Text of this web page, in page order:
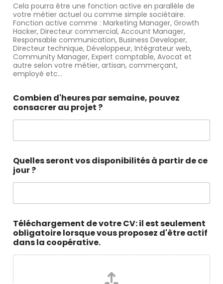
Cela pourra être une fonction active en parallèle de
votre métier actuel ou comme simple sociétaire.
Fonction active comme : Marketing Manager, Growth
Hacker, Directeur commercial, Account Manager,
Responsable communication, Business Developer,
Directeur technique, Développeur, Intégrateur web,
Community Manager, Expert comptable, Avocat et
autre selon votre métier, artisan, commerçant,
employé etc...
Combien d'heures par semaine, pouvez
consacrer au projet ?
Quelles seront vos disponibilités à partir de ce
jour ?
Téléchargement de votre CV: il est seulement
obligatoire lorsque vous proposez d'être actif
dans la coopérative.